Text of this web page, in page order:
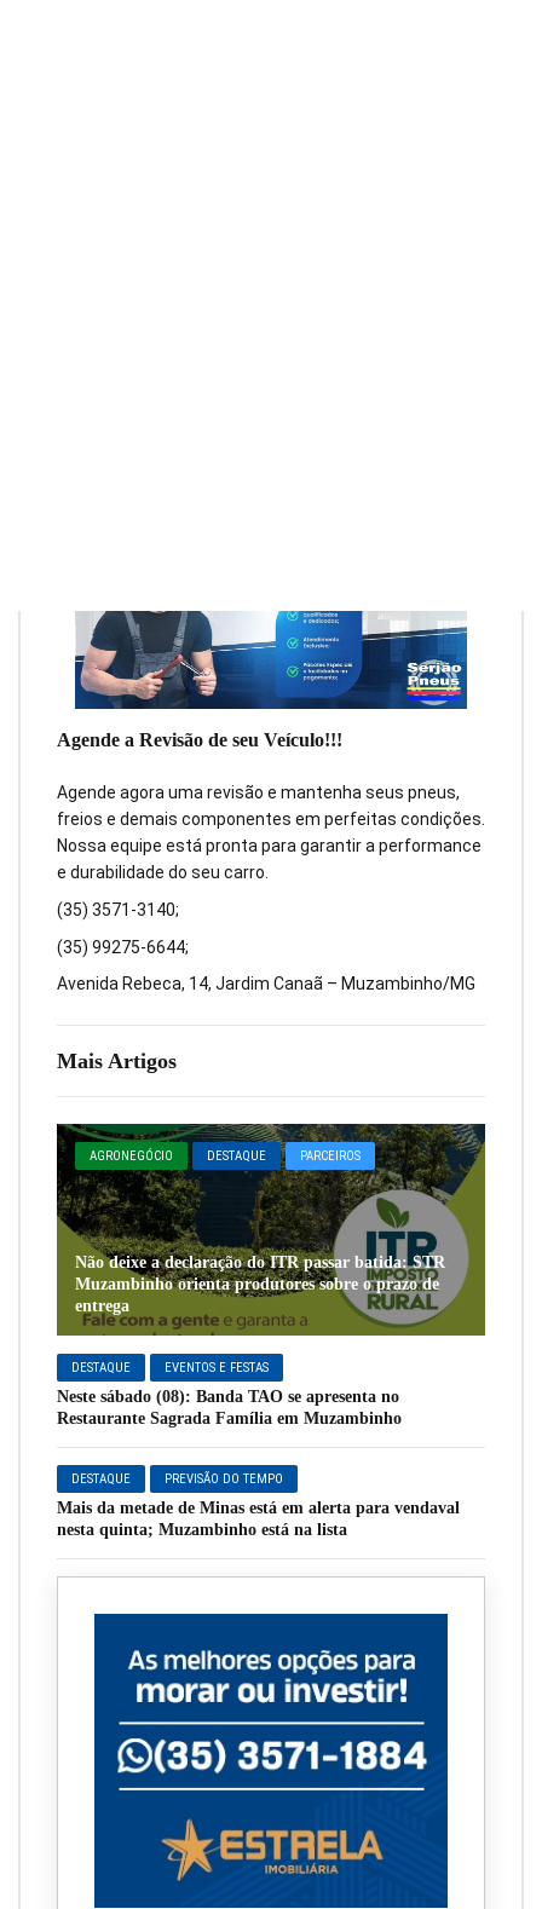
Mais Artigos
AGRONEGÓCIO DESTAQUE PARCEIROS
Não deixe a declaração do ITR passar batida: STR
Muzambinho orienta produtores sobre o prazo de
entrega
DESTAQUE EVENTOS E FESTAS
Neste sábado (08): Banda TAO se apresenta no
Restaurante Sagrada Família em Muzambinho
DESTAQUE PREVISÃO DO TEMPO
Mais da metade de Minas está em alerta para vendaval
nesta quinta; Muzambinho está na lista
Agende a Revisão de seu Veículo!!!
Agende agora uma revisão e mantenha seus pneus,
freios e demais componentes em perfeitas condições.
Nossa equipe está pronta para garantir a performance
e durabilidade do seu carro.
(35) 3571-3140;
(35) 99275-6644;
Avenida Rebeca, 14, Jardim Canaã – Muzambinho/MG